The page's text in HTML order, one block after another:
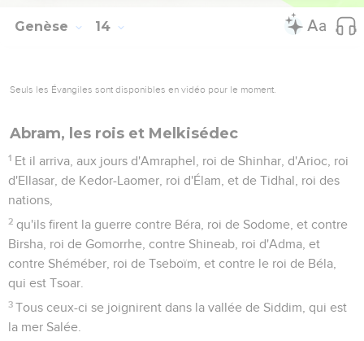
Genèse 14
Seuls les Évangiles sont disponibles en vidéo pour le moment.
Abram, les rois et Melkisédec
1 Et il arriva, aux jours d'Amraphel, roi de Shinhar, d'Arioc, roi
d'Ellasar, de Kedor-Laomer, roi d'Élam, et de Tidhal, roi des
nations,
2 qu'ils firent la guerre contre Béra, roi de Sodome, et contre
Birsha, roi de Gomorrhe, contre Shineab, roi d'Adma, et
contre Shéméber, roi de Tseboïm, et contre le roi de Béla,
qui est Tsoar.
3 Tous ceux-ci se joignirent dans la vallée de Siddim, qui est
la mer Salée.